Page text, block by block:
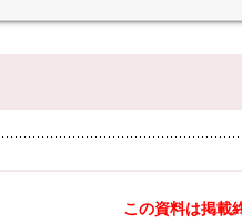
この資料は掲載